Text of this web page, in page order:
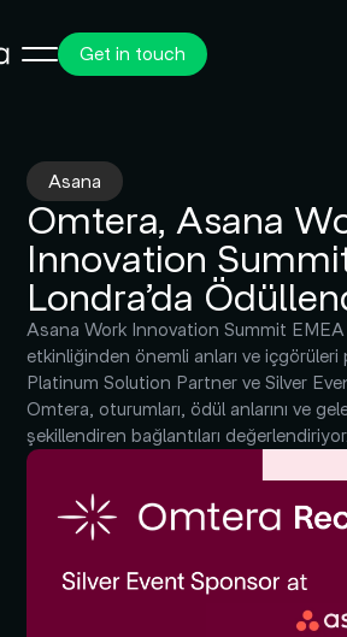
Get in touch
Asana
Omtera, Asana
Innovation
Londra’da
Asana Work Innovation Summit
etkinliğinden önemli anları ve içgörüleri
Platinum Solution Partner ve Silver
Omtera, oturumları, ödül anlarını ve
şekillendiren bağlantıları değerlendiriyor.